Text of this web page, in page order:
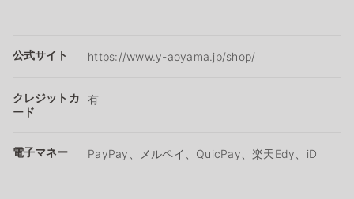
公式サイト https://www.y-aoyama.jp/shop/
クレジットカ
ード
有
電子マネー PayPay、メルペイ、QuicPay、楽天Edy、iD